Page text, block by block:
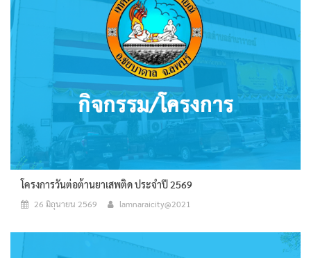
โครงการวันต่อต้านยาเสพติด ประจำปี 2569
26 มิถุนายน 2569 lamnaraicity@2021